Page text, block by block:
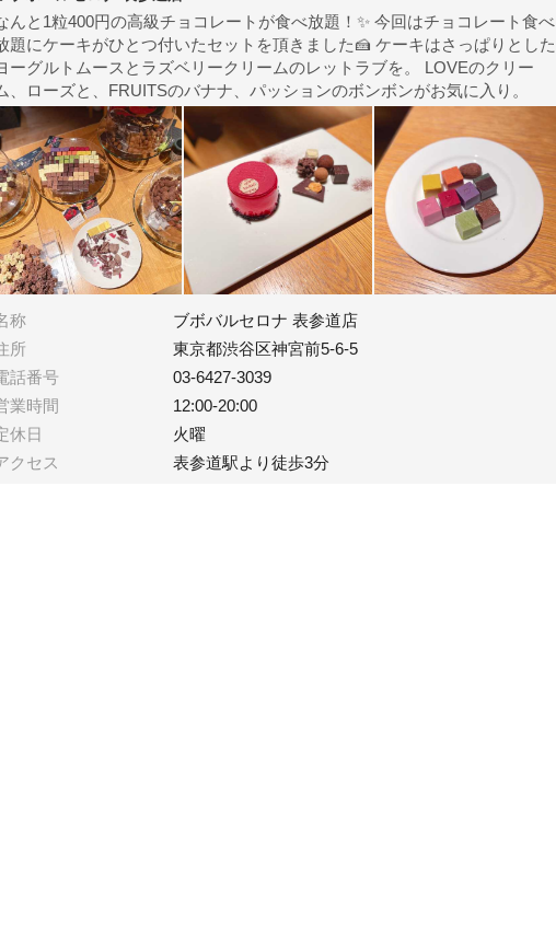
んと1粒400円の高級チョコレートが食べ放題！✨ 今回はチョコレート食べ
題にケーキがひとつ付いたセットを頂きました🍰 ケーキはさっぱりとした
ーグルトムースとラズベリークリームのレットラブを。 LOVEのクリー
、ローズと、FRUITSのバナナ、パッションのボンボンがお気に入り。
称
ブボバルセロナ 表参道店
所
東京都渋谷区神宮前5-6-5
話番号
03-6427-3039
業時間
12:00-20:00
休日
火曜
クセス
表参道駅より徒歩3分